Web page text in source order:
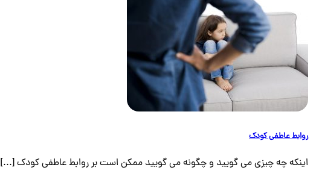
روابط عاطفی کودک
اینکه چه چیزی می گویید و چگونه می گویید ممکن است بر روابط عاطفی کودک [...]